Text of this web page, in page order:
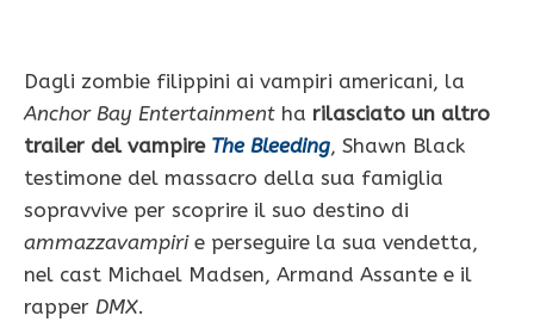
Dagli zombie filippini ai vampiri americani, la
Anchor Bay Entertainment ha rilasciato un altro
trailer del vampire The Bleeding, Shawn Black
testimone del massacro della sua famiglia
sopravvive per scoprire il suo destino di
ammazzavampirie perseguire la sua vendetta,
nel cast Michael Madsen, Armand Assante e il
rapper DMX.